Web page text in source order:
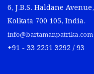
6, J.B.S. Haldane Avenue,
Kolkata 700 105, India.
info@bartamanpatrika.com
+91 - 33 2251 3292 / 93